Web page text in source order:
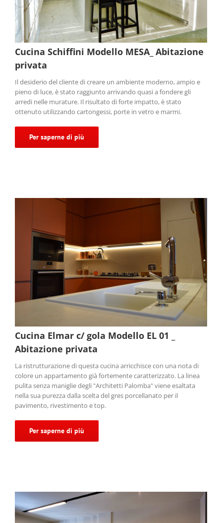
Cucina Schiffini Modello MESA_ Abitazione
privata
Il desiderio del cliente di creare un ambiente moderno, ampio e
pieno di luce, è stato raggiunto arrivando quasi a fondere gli
arredi nelle murature. Il risultato di forte impatto, è stato
ottenuto utilizzando cartongessi, porte in vetro e marmi.
Per saperne di più
Cucina Elmar c/ gola Modello EL 01 _
Abitazione privata
La ristrutturazione di questa cucina arricchisce con una nota di
colore un appartamento già fortemente caratterizzato. La linea
pulita senza maniglie degli "Architetti Palomba" viene esaltata
nella sua purezza dalla scelta del gres porcellanato per il
pavimento, rivestimento e top.
Per saperne di più